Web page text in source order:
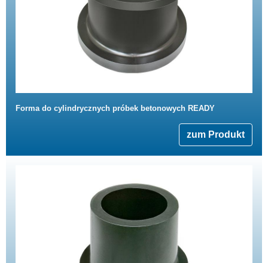
Forma do cylindrycznych próbek betonowych READY
zum Produkt